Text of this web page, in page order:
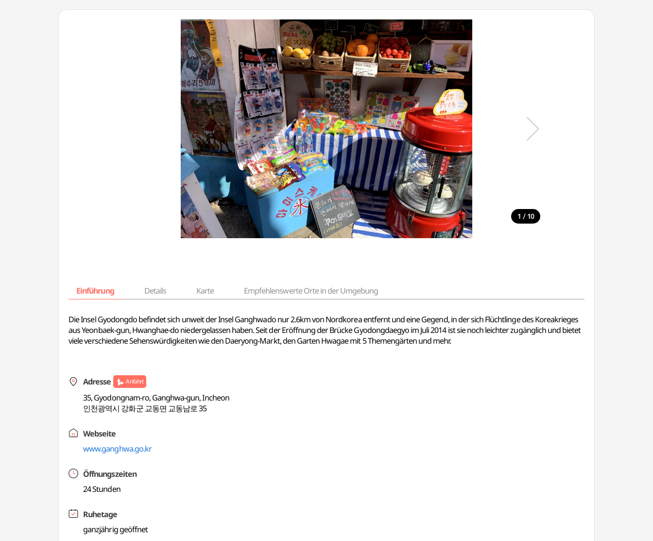
1 / 10
Einführung Details Karte Empfehlenswerte Orte in der Umgebung
Die Insel Gyodongdo befindet sich unweit der Insel Ganghwado nur 2.6km von Nordkorea entfernt und eine Gegend, in der sich Flüchtlinge des Koreakrieges
aus Yeonbaek-gun, Hwanghae-do niedergelassen haben. Seit der Eröffnung der Brücke Gyodongdaegyo im Juli 2014 ist sie noch leichter zugänglich und bietet
viele verschiedene Sehenswürdigkeiten wie den Daeryong-Markt, den Garten Hwagae mit 5 Themengärten und mehr.
Adresse Anfahrt
35, Gyodongnam-ro, Ganghwa-gun, Incheon
인천광역시 강화군 교동면 교동남로 35
Webseite
www.ganghwa.go.kr
Öffnungszeiten
24 Stunden
Ruhetage
ganzjährig geöffnet